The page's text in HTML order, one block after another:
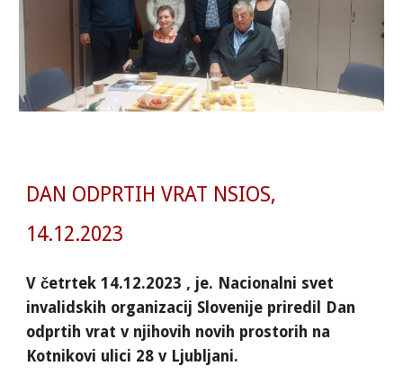
DAN ODPRTIH VRAT NSIOS,
14.12.2023
V četrtek 14.12.2023 , je. Nacionalni svet
invalidskih organizacij Slovenije priredil Dan
odprtih vrat v njihovih novih prostorih na
Kotnikovi ulici 28 v Ljubljani.